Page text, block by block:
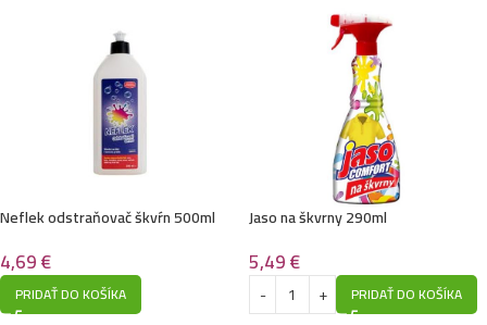
Neflek odstraňovač škvŕn 500ml
4,69€
PRIDAŤ DO KOŠÍKA
Jaso na škvrny 290ml
5,49€
PRIDAŤ DO KOŠÍKA